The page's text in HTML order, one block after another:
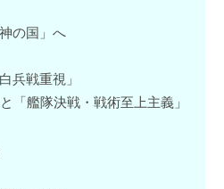
の国」へ
兵戦重視」
「艦隊決戦・戦術至上主義」